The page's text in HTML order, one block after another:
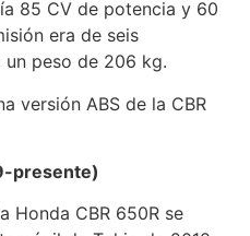
85 CV de potencia y 60
era de seis
peso de 206 kg.
versión ABS de la CBR
presente)
Honda CBR 650R se